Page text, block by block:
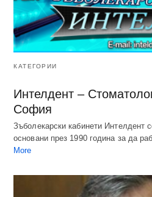
КАТЕГОРИИ
Интелдент –
София
Зъболекарски кабинети Интелдент
основани през 1990 година за да
More